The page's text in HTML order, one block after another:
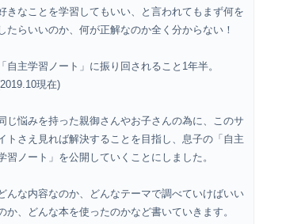
きなことを学習してもいい、と言われてもまず何を
たらいいのか、何が正解なのか全く分からない！
「自主学習ノート」に振り回されること1年半。
現在)
じ悩みを持った親御さんやお子さんの為に、このサ
トさえ見れば解決することを目指し、息子の「自主
習ノート」を公開していくことにしました。
んな内容なのか、どんなテーマで調べていけばいい
か、どんな本を使ったのかなど書いていきます。